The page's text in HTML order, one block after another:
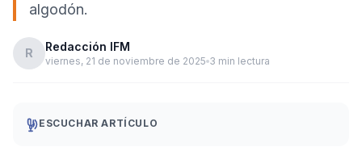
algodón.
R Redacción IFM
viernes, 21 de noviembre de 2025 3 min lectura
ESCUCHAR ARTÍCULO